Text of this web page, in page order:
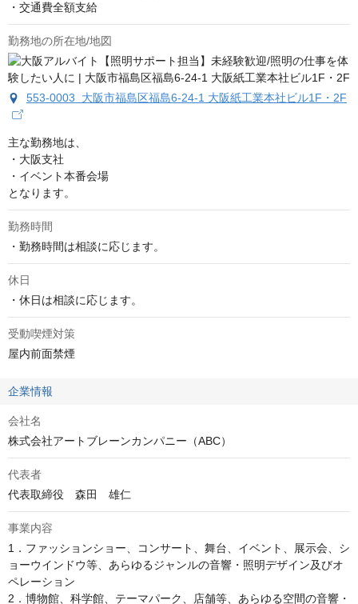
・交通費全額支給
勤務地の所在地/地図
553-0003 大阪市福島区福島6-24-1 大阪紙工業本社ビル1F・2F
主な勤務地は、
・大阪支社
・イベント本番会場
となります。
勤務時間
・勤務時間は相談に応じます。
休日
・休日は相談に応じます。
受動喫煙対策
屋内前面禁煙
企業情報
会社名
株式会社アートブレーンカンパニー（ABC）
代表者
代表取締役　森田　雄仁
事業内容
1．ファッションショー、コンサート、舞台、イベント、展示会、シ
ョーウインドウ等、あらゆるジャンルの音響・照明デザイン及びオ
ペレーション
2．博物館、科学館、テーマパーク、店舗等、あらゆる空間の音響・